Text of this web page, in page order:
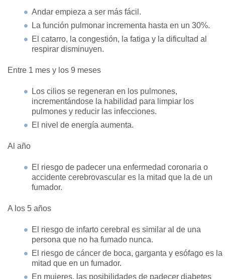
Andar empieza a ser más fácil.
La función pulmonar incrementa hasta en un 30%.
El catarro, la congestión, la fatiga y la dificultad al
respirar disminuyen.
Entre 1 mes y los 9 meses
Los cilios se regeneran en los pulmones,
incrementándose la habilidad para limpiar los
pulmones y reducir las infecciones.
El nivel de energía aumenta.
Al año
El riesgo de padecer una enfermedad coronaria o
accidente cerebrovascular es la mitad que la de un
fumador.
A los 5 años
El riesgo de infarto cerebral es similar al de una
persona que no ha fumado nunca.
El riesgo de cáncer de boca, garganta y esófago es la
mitad que en un fumador.
En mujeres, las posibilidades de padecer diabetes